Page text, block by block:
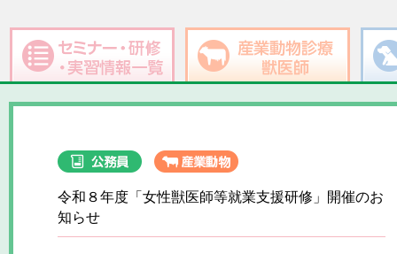
令和８年度「女性獣医師等就業支援研修」開催のお
知らせ